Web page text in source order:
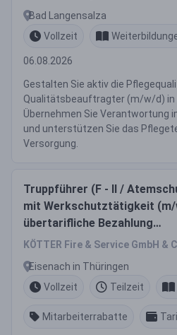
Bad Langensalza
Vollzeit
06.08.2026
Gestalten Sie aktiv die
Qualitätsbeauftragter (m/w/d) in
Übernehmen Sie Verantwortung
und unterstützen Sie das
Versorgung.
Truppführer (F - II /
mit Werkschutztätigkeit
übertarifliche Bezahlung
16,16€/Std. + ATZ (1,20€) in
KÖTTER Fire & Service GmbH &
Eisenach in Thüringen
Vollzeit
Teilzeit
Mitarbeiterrabatte